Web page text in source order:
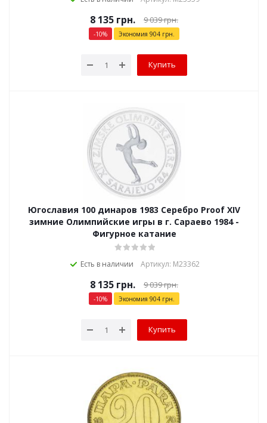
8 135 грн. 9 039грн.
-10% Экономия 904 грн.
Купить
Югославия 100 динаров 1983 Серебро Proof XIV
зимние Олимпийские игры в г. Сараево 1984 -
Фигурное катание
Есть в наличии Артикул: М23362
8 135 грн. 9 039грн.
-10% Экономия 904 грн.
Купить